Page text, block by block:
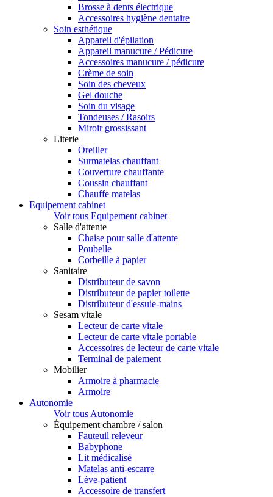
Brosse à dents électrique
Accessoires hygiène dentaire
Soin esthétique
Appareil d'épilation
Appareil manucure / Pédicure
Accessoires manucure / pédicure
Crème de soin
Soin des cheveux
Gel douche
Soin du visage
Tondeuses / Rasoirs
Miroir grossissant
Literie
Oreiller
Surmatelas chauffant
Couverture chauffante
Coussin chauffant
Chauffe matelas
Equipement cabinet
Voir tous Equipement cabinet
Salle d'attente
Chaise pour salle d'attente
Poubelle
Corbeille à papier
Sanitaire
Distributeur de savon
Distributeur de papier toilette
Distributeur d'essuie-mains
Sesam vitale
Lecteur de carte vitale
Lecteur de carte vitale portable
Accessoires de lecteur de carte vitale
Terminal de paiement
Mobilier
Armoire à pharmacie
Armoire
Autonomie
Voir tous Autonomie
Équipement chambre / salon
Fauteuil releveur
Babyphone
Lit médicalisé
Matelas anti-escarre
Lève-patient
Accessoire de transfert